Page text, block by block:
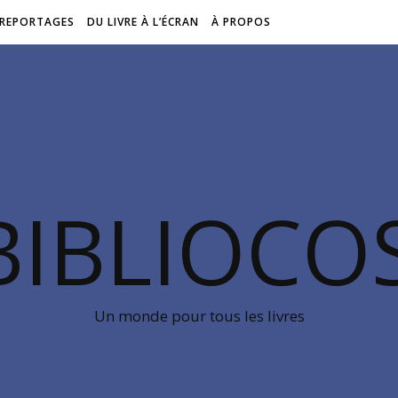
REPORTAGES DU LIVRE À L’ÉCRAN À PROPOS
Un monde pour tous les livres